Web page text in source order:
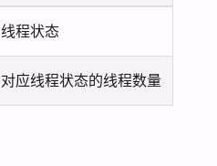
线程状态
对应线程状态的线程数量